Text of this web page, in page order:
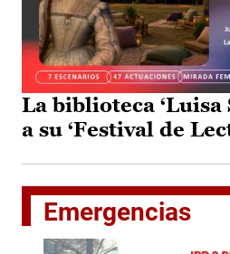
La biblioteca ‘Luisa
a su ‘Festival de
Emergencias